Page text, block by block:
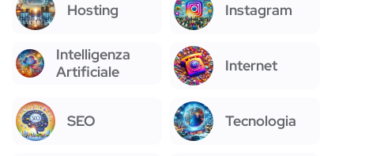
Hosting Instagram
Intelligenza
Artificiale
Internet
SEO Tecnologia